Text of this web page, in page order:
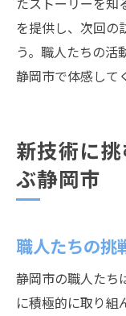
を提供し、次回の
う。職人たちの活
静岡市で体感して
新技術に
ぶ静岡市
職人たちの挑
静岡市の職人たち
に積極的に取り組